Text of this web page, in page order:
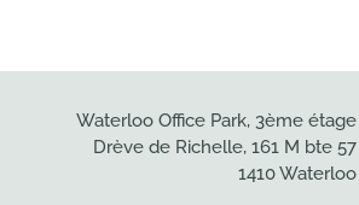
Waterloo Office Park, 3ème étage
Drève de Richelle, 161 M bte 57
1410 Waterloo